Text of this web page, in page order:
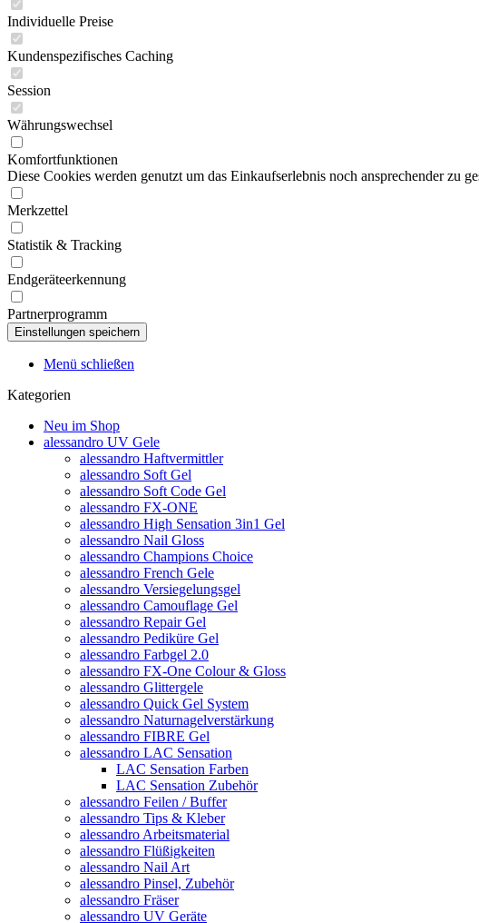
Individuelle Preise
Kundenspezifisches Caching
Session
Währungswechsel
Komfortfunktionen
Diese Cookies werden genutzt um das Einkaufserlebnis noch ansprechender zu
Merkzettel
Statistik & Tracking
Endgeräteerkennung
Partnerprogramm
Menü schließen
Kategorien
Neu im Shop
alessandro UV Gele
alessandro Haftvermittler
alessandro Soft Gel
alessandro Soft Code Gel
alessandro FX-ONE
alessandro High Sensation 3in1 Gel
alessandro Nail Gloss
alessandro Champions Choice
alessandro French Gele
alessandro Versiegelungsgel
alessandro Camouflage Gel
alessandro Repair Gel
alessandro Pediküre Gel
alessandro Farbgel 2.0
alessandro FX-One Colour & Gloss
alessandro Glittergele
alessandro Quick Gel System
alessandro Naturnagelverstärkung
alessandro FIBRE Gel
alessandro LAC Sensation
LAC Sensation Farben
LAC Sensation Zubehör
alessandro Feilen / Buffer
alessandro Tips & Kleber
alessandro Arbeitsmaterial
alessandro Flüßigkeiten
alessandro Nail Art
alessandro Pinsel, Zubehör
alessandro Fräser
alessandro UV Geräte